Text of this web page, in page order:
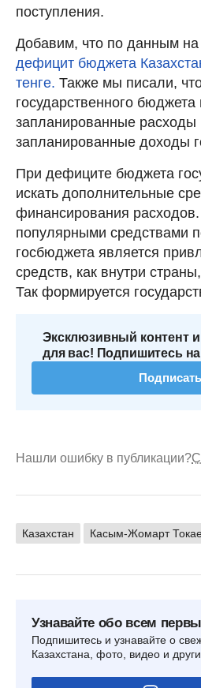
поступления.
Добавим, что по данным
дефицит бюджета
тенге. Также мы писали,
государственного бюджета
запланированные
запланированные доходы
При дефиците бюджета
искать дополнительные
финансирования
популярными средствами
госбюджета является
средств, как внутри
Так формируется
Эксклюзивный контент
для вас! Подпишитесь на
Нашли ошибку в публикации?
Казахстан Касым-Жомарт
Узнавайте обо всем
Подпишитесь и узнавайте о
Казахстана, фото, видео и